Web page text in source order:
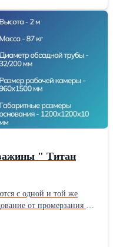
" Титан
с одной и той же
от промерзания и
Он не ржавеет, не